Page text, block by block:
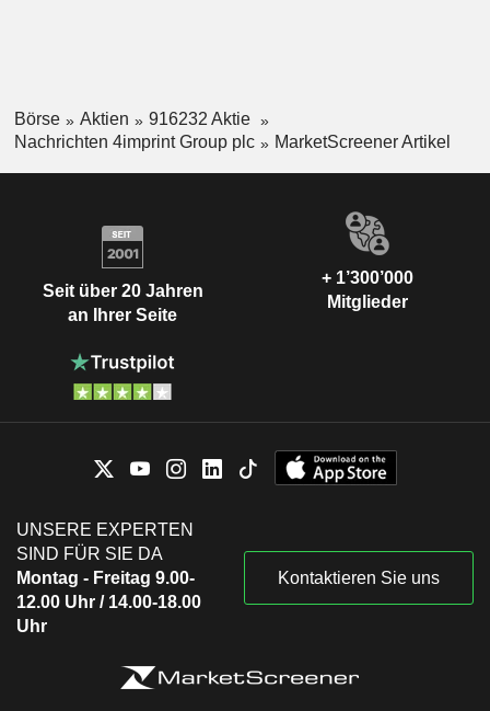
Börse Aktien
916232 Aktie
Nachrichten 4imprint Group plc
MarketScreener Artikel
Seit über 20 Jahren
an Ihrer Seite
+ 1’300’000
Mitglieder
UNSERE EXPERTEN
SIND FÜR SIE DA
Montag - Freitag 9.00-
12.00 Uhr / 14.00-18.00
Uhr
Kontaktieren Sie uns